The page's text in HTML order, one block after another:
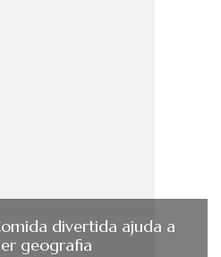
divertida ajuda a
geografia